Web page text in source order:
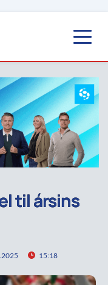
til ársins
15:18